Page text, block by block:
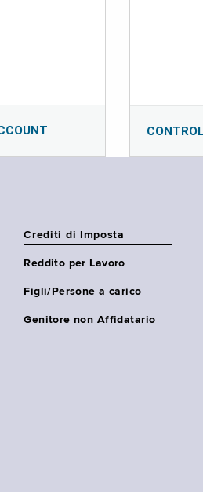
Crediti di Imposta
Reddito per Lavoro
Figli/Persone a carico
Genitore non Affidatario